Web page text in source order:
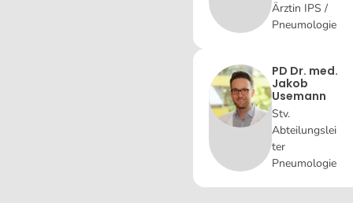
Ärztin IPS /
Pneumologie
PD Dr. med.
Jakob
Usemann
Stv.
Abteilungslei
ter
Pneumologie